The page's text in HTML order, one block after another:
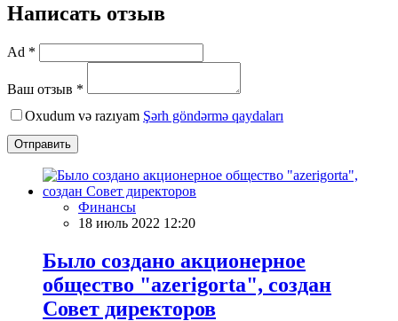
Написать отзыв
Ad *
Ваш отзыв *
Oxudum və razıyam Şərh göndərmə qaydaları
Отправить
Финансы
18 июль 2022 12:20
Было создано акционерное
общество "azerigorta", создан
Совет директоров